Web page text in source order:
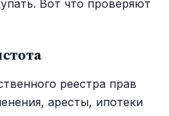
Вот что проверяют
реестра прав
аресты, ипотеки